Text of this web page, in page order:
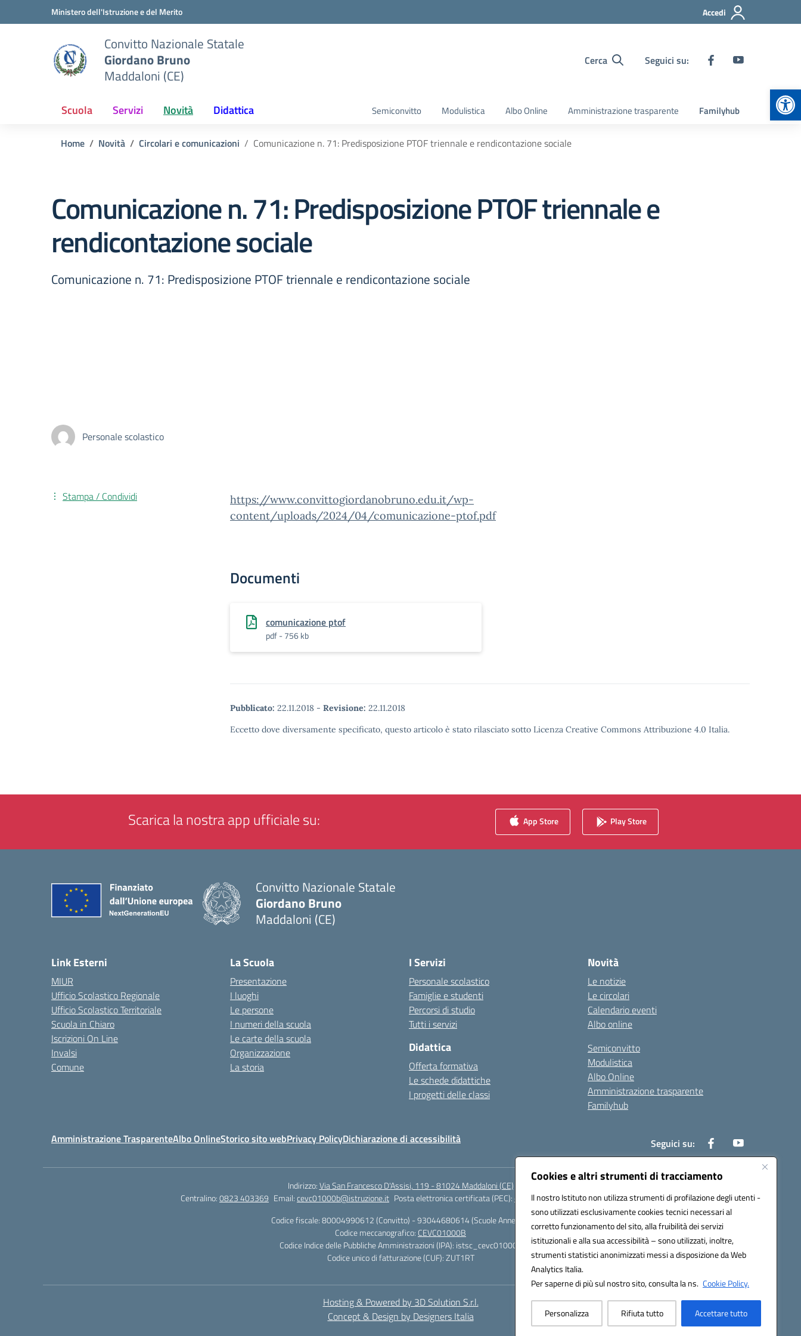
Cookies e altri strumenti di tracciamento
Il nostro Istituto non utilizza strumenti di profilazione degli utenti -
sono utilizzati esclusivamente cookies tecnici necessari al
corretto funzionamento del sito, alla fruibilità dei servizi
istituzionali e alla sua accessibilità – sono utilizzati, inoltre,
strumenti statistici anonimizzati messi a disposizione da Web
Analytics Italia.
Per saperne di più sul nostro sito, consulta la ns. Cookie Policy.
Personalizza Rifiuta tutto Accettare tutto
Vai ai contenuti
Vai al menu di navigazioneMinistero dell'Istruzione e del Merito Accedi
Convitto Nazionale Statale
Giordano Bruno
Maddaloni (CE)
Cerca Seguici su:
Scuola Servizi Novità Didattica Semiconvitto Modulistica Albo Online Amministrazione trasparente Familyhub
Home Novità Circolari e comunicazioni Comunicazione n. 71: Predisposizione PTOF triennale e rendicontazione sociale
Comunicazione n. 71: Predisposizione PTOF triennale e
rendicontazione sociale
Comunicazione n. 71: Predisposizione PTOF triennale e rendicontazione sociale
Personale scolastico
https://www.convittogiordanobruno.edu.it/wp-
content/uploads/2024/04/comunicazione-ptof.pdf
Documenti
comunicazione ptof
pdf - 756 kb
Pubblicato: 22.11.2018 - Revisione: 22.11.2018
Eccetto dove diversamente specificato, questo articolo è stato rilasciato sotto Licenza Creative Commons Attribuzione 4.0 Italia.
Stampa / Condividi
Scarica la nostra app ufficiale su: App Store Play Store
Convitto Nazionale Statale
Giordano Bruno
Maddaloni (CE)
Link Esterni
MIUR
Ufficio Scolastico Regionale
Ufficio Scolastico Territoriale
Scuola in Chiaro
Iscrizioni On Line
Invalsi
Comune
La Scuola
Presentazione
I luoghi
Le persone
I numeri della scuola
Le carte della scuola
Organizzazione
La storia
I Servizi
Personale scolastico
Famiglie e studenti
Percorsi di studio
Tutti i servizi
Didattica
Offerta formativa
Le schede didattiche
I progetti delle classi
Novità
Le notizie
Le circolari
Calendario eventi
Albo online
Semiconvitto
Modulistica
Albo Online
Amministrazione trasparente
Familyhub
Amministrazione TrasparenteAlbo OnlineStorico sito webPrivacy PolicyDichiarazione di accessibilità Seguici su:
Indirizzo:Via San Francesco D'Assisi, 119 - 81024 Maddaloni (CE)
Centralino:0823 403369 Email:cevc01000b@istruzione.it Posta elettronica certificata (PEC):cevc01000b@pec.istruzione.it
Codice fiscale: 80004990612 (Convitto) - 93044680614 (Scuole Annesse)
Codice meccanografico: CEVC01000B
Codice Indice delle Pubbliche Amministrazioni (IPA): istsc_cevc01000b
Codice unico di fatturazione (CUF): ZUT1RT
Hosting & Powered by 3D Solution S.r.l.
Concept & Design by Designers Italia